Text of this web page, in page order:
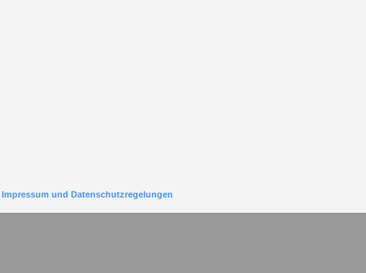
Impressum und Datenschutzregelungen